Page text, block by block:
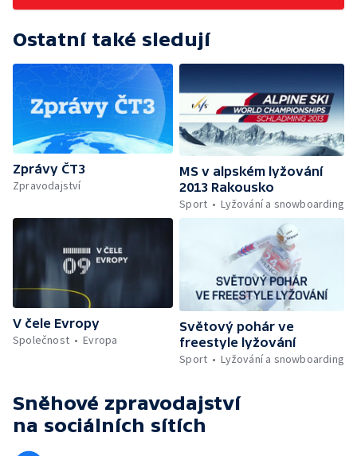
Ostatní také sledují
Zprávy ČT3
Zpravodajství
MS v alpském lyžování
2013 Rakousko
Sport
Lyžování a snowboarding
V čele Evropy
Společnost
Evropa
Světový pohár ve
freestyle lyžování
Sport
Lyžování a snowboarding
Sněhové zpravodajství
na sociálních sítích